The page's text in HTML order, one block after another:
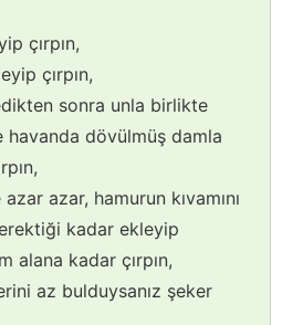
çırpın,
çırpın,
sonra unla birlikte
dövülmüş damla
azar, hamurun kıvamını
kadar ekleyip
alana kadar çırpın,
az bulduysanız şeker